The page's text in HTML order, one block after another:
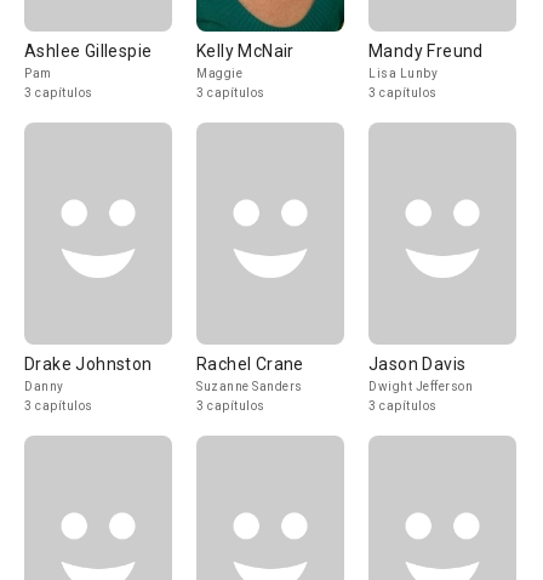
Ashlee Gillespie
Pam
3 capítulos
Kelly McNair
Maggie
3 capítulos
Mandy Freund
Lisa Lunby
3 capítulos
Drake Johnston
Danny
3 capítulos
Rachel Crane
Suzanne Sanders
3 capítulos
Jason Davis
Dwight Jefferson
3 capítulos